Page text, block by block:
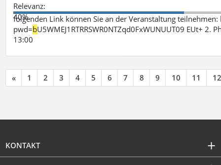
Relevanz:
40%
folgenden Link können Sie an der Veranstaltung
pwd=bU5WMEJ1RTRRSWR0NTZqd0FxWUNUUT09 EUt+
13:00
« 1 2 3 4 5 6 7 8 9 10 11 12
KONTAKT